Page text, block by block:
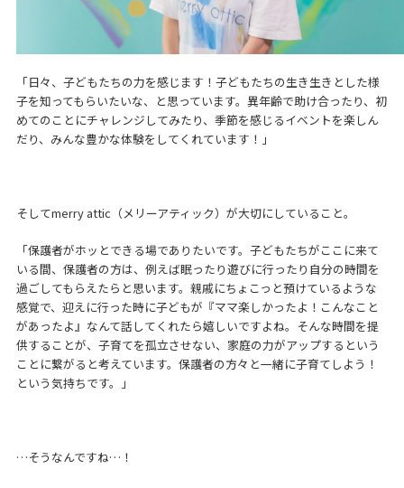
「日々、子どもたちの力を感じます！子どもたちの生き生きとした様
子を知ってもらいたいな、と思っています。異年齢で助け合ったり、初
めてのことにチャレンジしてみたり、季節を感じるイベントを楽しん
だり、みんな豊かな体験をしてくれています！」
そしてmerry attic（メリーアティック）が大切にしていること。
「保護者がホッとできる場でありたいです。子どもたちがここに来て
いる間、保護者の方は、例えば眠ったり遊びに行ったり自分の時間を
過ごしてもらえたらと思います。親戚にちょこっと預けているような
感覚で、迎えに行った時に子どもが『ママ楽しかったよ！こんなこと
があったよ』なんて話してくれたら嬉しいですよね。そんな時間を提
供することが、子育てを孤立させない、家庭の力がアップするという
ことに繋がると考えています。保護者の方々と一緒に子育てしよう！
という気持ちです。」
…そうなんですね…！